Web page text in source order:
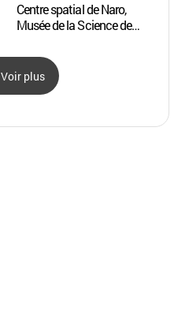
Centre spatial de Naro,
Musée de la Science de
우주과학관)
Voir plus